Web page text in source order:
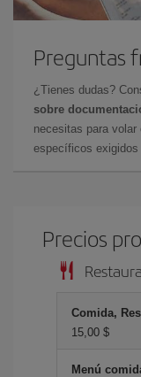
Preguntas
¿Tienes dudas?
sobre
necesitas para
específicos exigidos
Precios
Comida,
15,00 $
Menú